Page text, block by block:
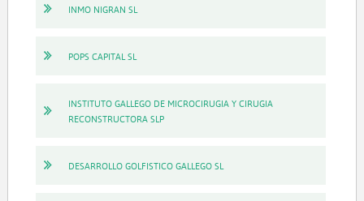
INMO NIGRAN SL
POPS CAPITAL SL
INSTITUTO GALLEGO DE MICROCIRUGIA Y CIRUGIA
RECONSTRUCTORA SLP
DESARROLLO GOLFISTICO GALLEGO SL